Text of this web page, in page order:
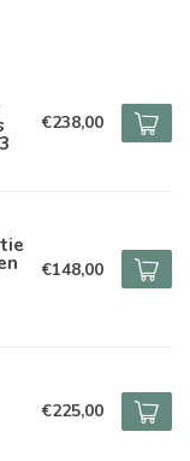
€238,00
€148,00
€225,00